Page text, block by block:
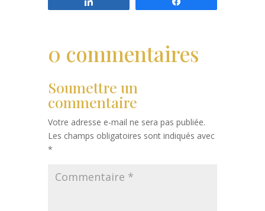
0 commentaires
Soumettre un
commentaire
Votre adresse e-mail ne sera pas publiée.
Les champs obligatoires sont indiqués avec
*